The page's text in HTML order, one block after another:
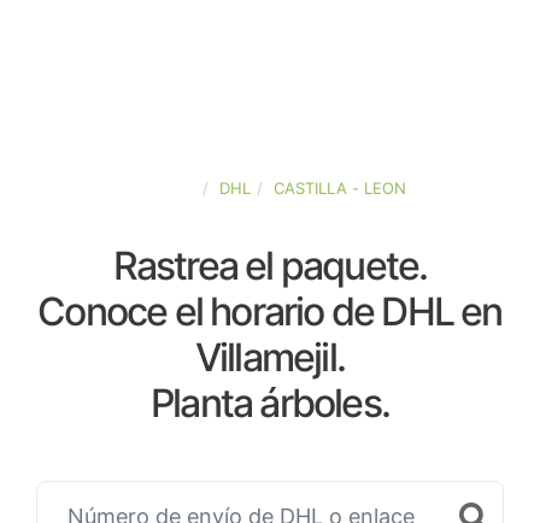
DHL CASTILLA - LEON
Rastrea el paquete.
Conoce el horario de DHL en
Villamejil.
Planta árboles.